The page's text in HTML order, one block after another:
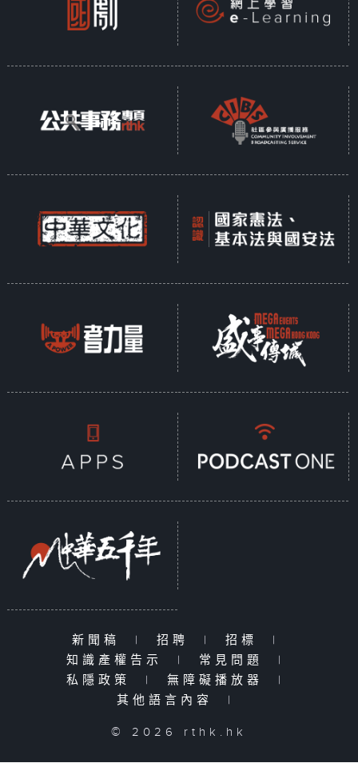
新聞稿 | 招聘 | 招標
|
知識產權告示
| 常見問題
|
私隱政策
| 無障礙播放器
|
其他語言內容
|
© 2026 rthk.hk